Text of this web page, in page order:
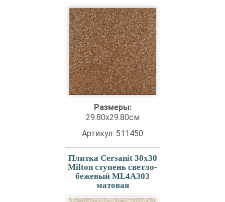
Размеры:
29.80x29.80см
Артикул: 511450
Плитка Cersanit 30x30
Milton ступень светло-
бежевый ML4A303
матовая